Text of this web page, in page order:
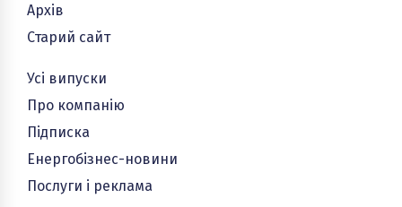
Архів
Старий сайт
Усі випуски
Про компанію
Підписка
Енергобізнес-новини
Послуги і реклама